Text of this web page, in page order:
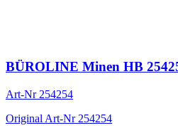
BÜROLINE Minen HB
Art-Nr 254254
Original Art-Nr 254254